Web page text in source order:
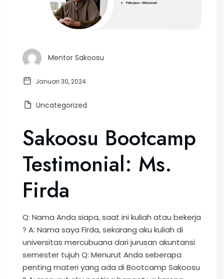
Mentor Sakoosu
Januari 30, 2024
Uncategorized
Sakoosu Bootcamp
Testimonial: Ms.
Firda
Q: Nama Anda siapa, saat ini kuliah atau bekerja
? A: Nama saya Firda, sekarang aku kuliah di
universitas mercubuana dari jurusan akuntansi
semester tujuh Q: Menurut Anda seberapa
penting materi yang ada di Bootcamp Sakoosu